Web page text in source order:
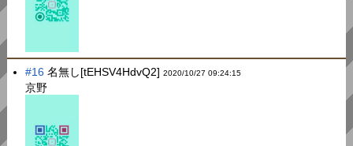
#16 名無し[tEHSV4HdvQ2]2020/10/27 09:24:15
京野